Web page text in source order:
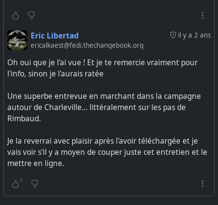
il y a 2 ans
Eric Libertad
ericalkaest@fedi.thechangebook.org
Oh oui que je l'ai vue ! Et je te remercie vraiment pour
l'info, sinon je l'aurais ratée
Une superbe entrevue en marchant dans la campagne
autour de Charleville... littéralement sur les pas de
Rimbaud.
Je la reverrai avec plaisir après l'avoir téléchargée et je
vais voir s'il y a moyen de couper juste cet entretien et le
mettre en ligne.
1